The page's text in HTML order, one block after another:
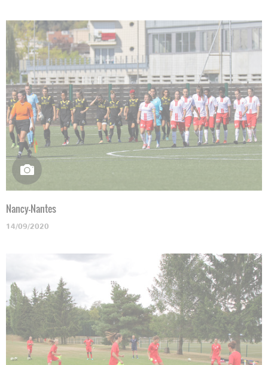
Nancy-Nantes
14/09/2020